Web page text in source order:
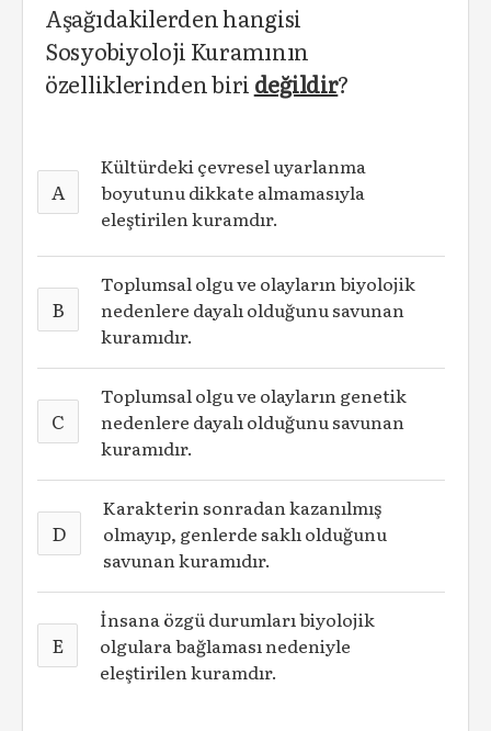
Aşağıdakilerden hangisi
Sosyobiyoloji Kuramının
özelliklerinden biri değildir?
A
Kültürdeki çevresel uyarlanma
boyutunu dikkate almamasıyla
eleştirilen kuramdır.
B
Toplumsal olgu ve olayların biyolojik
nedenlere dayalı olduğunu savunan
kuramıdır.
C
Toplumsal olgu ve olayların genetik
nedenlere dayalı olduğunu savunan
kuramıdır.
D
Karakterin sonradan kazanılmış
olmayıp, genlerde saklı olduğunu
savunan kuramıdır.
E
İnsana özgü durumları biyolojik
olgulara bağlaması nedeniyle
eleştirilen kuramdır.